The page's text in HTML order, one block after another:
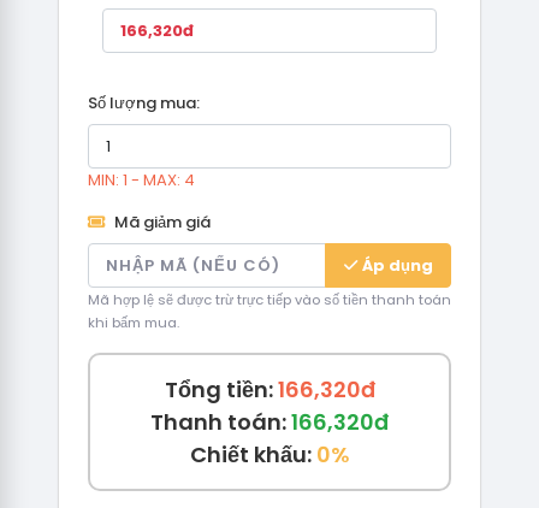
Số lượng mua:
MIN: 1 - MAX: 4
Mã giảm giá
Áp dụng
Mã hợp lệ sẽ được trừ trực tiếp vào số tiền thanh toán
khi bấm mua.
Tổng tiền:166,320đ
Thanh toán:166,320đ
Chiết khấu: 0%